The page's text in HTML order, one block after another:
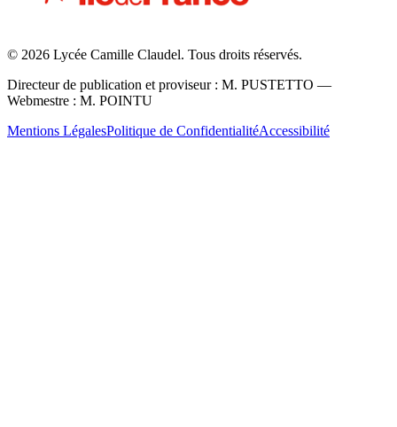
© 2026 Lycée Camille Claudel. Tous droits réservés.
Directeur de publication et proviseur : M. PUSTETTO —
Webmestre : M. POINTU
Mentions LégalesPolitique de ConfidentialitéAccessibilité